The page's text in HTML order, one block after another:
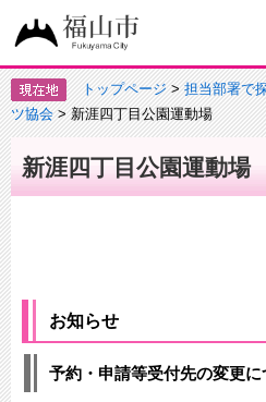
トップページ>担当部署で
ツ協会> 新涯四丁目公園運動場
新涯四丁目公園運動場
お知らせ
予約・申請等受付先の変更に